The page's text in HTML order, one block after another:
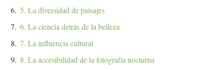
5. La diversidad de paisajes
6. La ciencia detrás de la belleza
7. La influencia cultural
8. La accesibilidad de la fotografía nocturna